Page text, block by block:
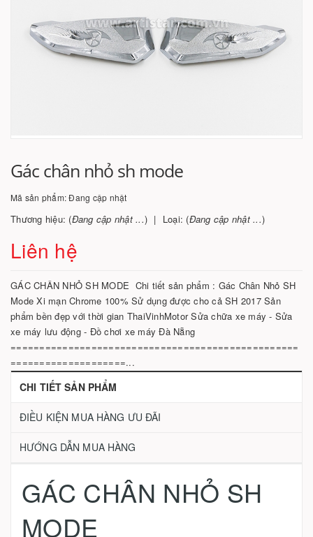
Gác chân nhỏ sh mode
Mã sản phẩm:Đang cập nhật
Thương hiệu: (Đang cập nhật ...) Loại: (Đang cập nhật ...)
Liên hệ
GÁC CHÂN NHỎ SH MODE Chi tiết sản phẩm : Gác Chân Nhỏ SH
Mode Xi mạn Chrome 100% Sử dụng được cho cả SH 2017 Sản
phẩm bền đẹp với thời gian ThaiVinhMotor Sửa chữa xe máy - Sửa
xe máy lưu động - Đồ chơi xe máy Đà Nẵng
==================================================
====================...
CHI TIẾT SẢN PHẨM
ĐIỀU KIỆN MUA HÀNG ƯU ĐÃI
HƯỚNG DẪN MUA HÀNG
GÁC CHÂN NHỎ SH
MODE